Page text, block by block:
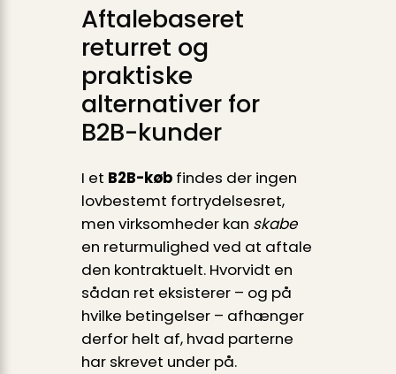
Aftalebaseret
returret og
praktiske
alternativer for
B2B-kunder
I et B2B-købfindes der ingen
lovbestemt fortrydelsesret,
men virksomheder kan skabe
en returmulighed ved at aftale
den kontraktuelt. Hvorvidt en
sådan ret eksisterer – og på
hvilke betingelser – afhænger
derfor helt af, hvad parterne
har skrevet under på.